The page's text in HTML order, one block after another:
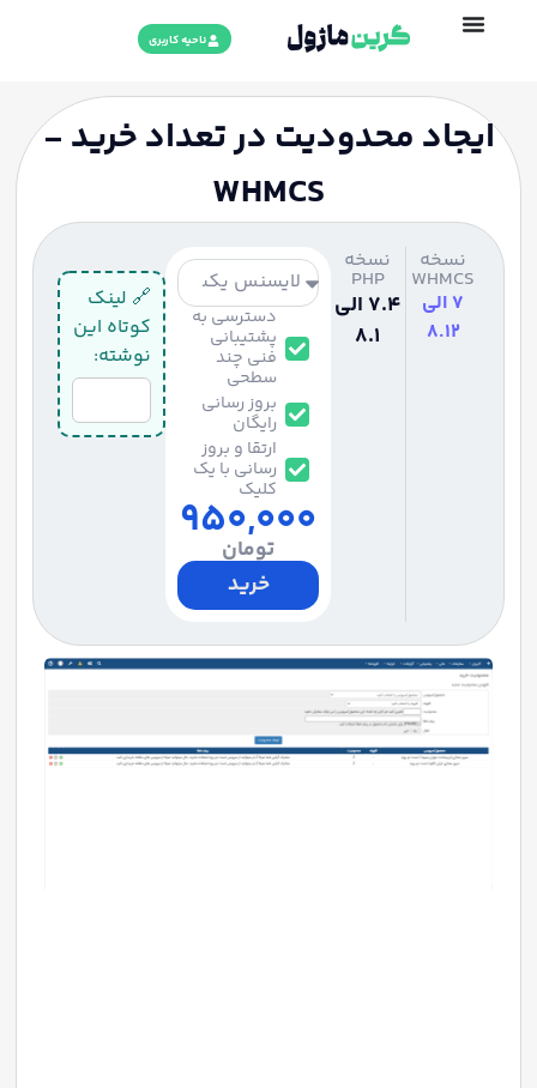
ناحیه کاربری
ایجاد محدودیت در تعداد خرید -
WHMCS
نسخه
WHMCS
7 الی
8.12
نسخه
PHP
7.4 الی
8.1
دسترسی به
پشتیبانی
فنی چند
سطحی
بروز رسانی
رایگان
ارتقا و بروز
رسانی با یک
کلیک
950,000
تومان
خرید
🔗 لینک
کوتاه این
نوشته: